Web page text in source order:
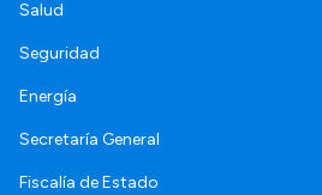
Salud
Seguridad
Energía
Secretaría General
Fiscalía de Estado